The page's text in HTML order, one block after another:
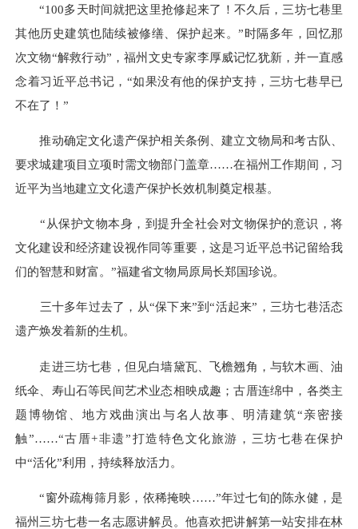
“100多天时间就把这里抢修起来了！不久后，三坊七巷里
其他历史建筑也陆续被修缮、保护起来。”时隔多年，回忆那
次文物“解救行动”，福州文史专家李厚威记忆犹新，并一直感
念着习近平总书记，“如果没有他的保护支持，三坊七巷早已
不在了！”
推动确定文化遗产保护相关条例、建立文物局和考古队、
要求城建项目立项时需文物部门盖章……在福州工作期间，习
近平为当地建立文化遗产保护长效机制奠定根基。
“从保护文物本身，到提升全社会对文物保护的意识，将
文化建设和经济建设视作同等重要，这是习近平总书记留给我
们的智慧和财富。”福建省文物局原局长郑国珍说。
三十多年过去了，从“保下来”到“活起来”，三坊七巷活态
遗产焕发着新的生机。
走进三坊七巷，但见白墙黛瓦、飞檐翘角，与软木画、油
纸伞、寿山石等民间艺术业态相映成趣；古厝连绵中，各类主
题博物馆、地方戏曲演出与名人故事、明清建筑“亲密接
触”……“古厝+非遗”打造特色文化旅游，三坊七巷在保护
中“活化”利用，持续释放活力。
“窗外疏梅筛月影，依稀掩映……”年过七旬的陈永健，是
福州三坊七巷一名志愿讲解员。他喜欢把讲解第一站安排在林